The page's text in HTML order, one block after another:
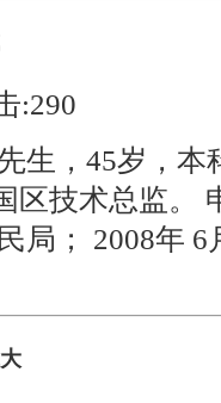
:290
生，45岁，本
区技术总监。
局； 2008年